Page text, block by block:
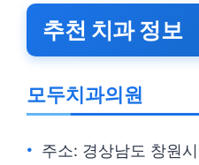
추천 치과 정보
모두치과의원
주소: 경상남도 창원